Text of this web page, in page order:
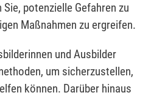
potenzielle Gefahren zu
Maßnahmen zu ergreifen.
und Ausbilder
um sicherzustellen,
können. Darüber hinaus